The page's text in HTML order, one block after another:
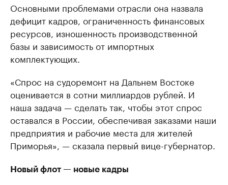
Основными проблемами отрасли она назвала
дефицит кадров, ограниченность финансовых
ресурсов, изношенность производственной
базы и зависимость от импортных
комплектующих.
«Спрос на судоремонт на Дальнем Востоке
оценивается в сотни миллиардов рублей. И
наша задача — сделать так, чтобы этот спрос
оставался в России, обеспечивая заказами наши
предприятия и рабочие места для жителей
Приморья», — сказала первый вице-губернатор.
Новый флот — новые кадры